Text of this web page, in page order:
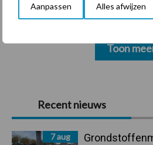
Aanpassen Alles afwijzen
Primaire
Sidebar
Recent nieuws
7 aug
Toon